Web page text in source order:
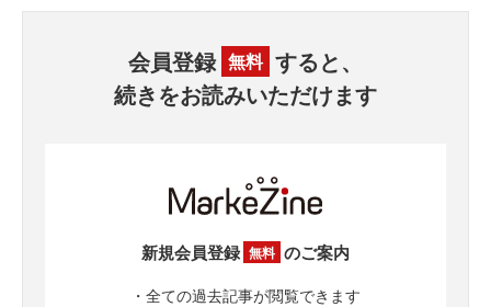
会員登録 無料 すると、
続きをお読みいただけます
新規会員登録 無料 のご案内
・全ての過去記事が閲覧できます